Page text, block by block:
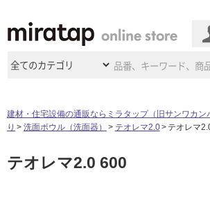
商品カテゴリ
キッチン
施工事例
施工事例 ショールーム
建材・住宅設備の通販ならミラタップ（旧サンワカン
り
洗面ボウル（洗面器） テオレマ2.0 テオレマ
テオレマ2.0 600